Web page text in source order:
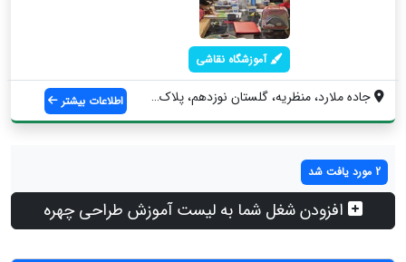
آموزشگاه نقاشی
جاده ملارد، منظریه، گلستان نوزدهم، پلاک ... اطلاعات بیشتر
2 مورد یافت شد
افزودن شغل شما به لیست آموزش طراحی چهره